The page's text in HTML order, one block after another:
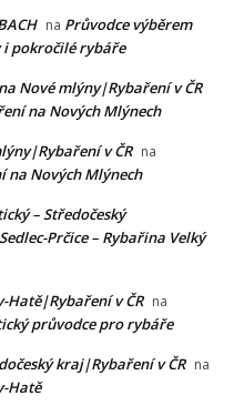
na Průvodce výběrem
pokročilé rybáře
Nové mlýny|Rybaření v ČR
na Nových Mlýnech
v ČR na
na Nových Mlýnech
– Středočeský
Prčice – Rybařina Velký
Hatě|Rybaření v ČR na
průvodce pro rybáře
kraj|Rybaření v ČR na
Hatě